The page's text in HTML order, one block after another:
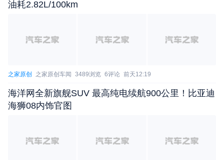
油耗2.82L/100km
之家原创 之家原创车闻 3489浏览 6评论 前天12:19
海洋网全新旗舰SUV 最高纯电续航900公里！比亚迪
海狮08内饰官图